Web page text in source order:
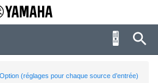
(réglages pour chaque source d’entrée)